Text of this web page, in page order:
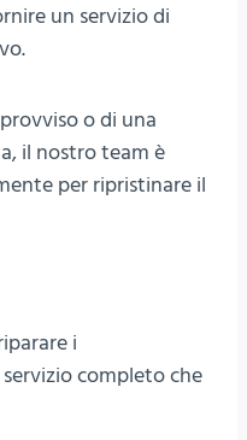
un servizio di
o di una
il nostro team è
per ripristinare il
i
completo che